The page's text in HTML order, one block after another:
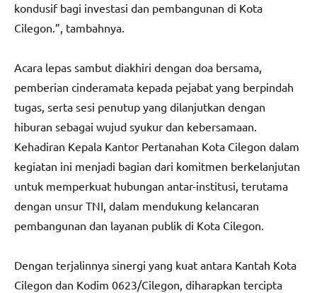
kondusif bagi investasi dan pembangunan di Kota
Cilegon.”, tambahnya.
Acara lepas sambut diakhiri dengan doa bersama,
pemberian cinderamata kepada pejabat yang berpindah
tugas, serta sesi penutup yang dilanjutkan dengan
hiburan sebagai wujud syukur dan kebersamaan.
Kehadiran Kepala Kantor Pertanahan Kota Cilegon dalam
kegiatan ini menjadi bagian dari komitmen berkelanjutan
untuk memperkuat hubungan antar-institusi, terutama
dengan unsur TNI, dalam mendukung kelancaran
pembangunan dan layanan publik di Kota Cilegon.
Dengan terjalinnya sinergi yang kuat antara Kantah Kota
Cilegon dan Kodim 0623/Cilegon, diharapkan tercipta